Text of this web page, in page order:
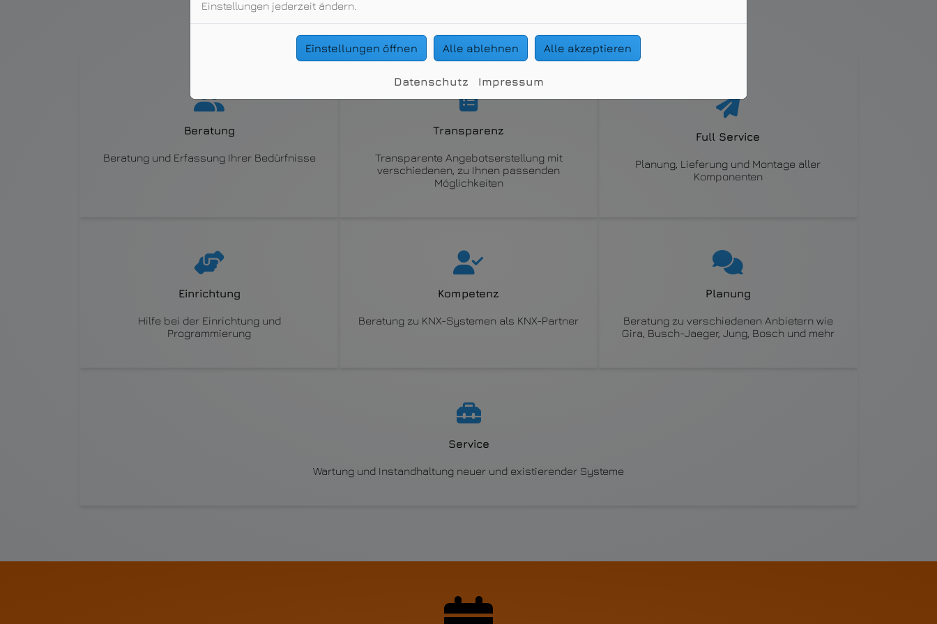
Wir bieten Ihnen ein umfassendes Service-Angebot für Ihr Smart Home:
Beratung
Beratung und Erfassung Ihrer Bedürfnisse
Transparenz
Transparente Angebotserstellung mit
verschiedenen, zu Ihnen passenden
Möglichkeiten
Full Service
Planung, Lieferung und Montage aller
Komponenten
Einrichtung
Hilfe bei der Einrichtung und
Programmierung
Kompetenz
Beratung zu KNX-Systemen als KNX-Partner
Planung
Beratung zu verschiedenen Anbietern wie
Gira, Busch-Jaeger, Jung, Bosch und mehr
Service
Wartung und Instandhaltung neuer und existierender Systeme
Einstellungen jederzeit ändern.
Einstellungen öffnen Alle ablehnen Alle akzeptieren
Datenschutz Impressum